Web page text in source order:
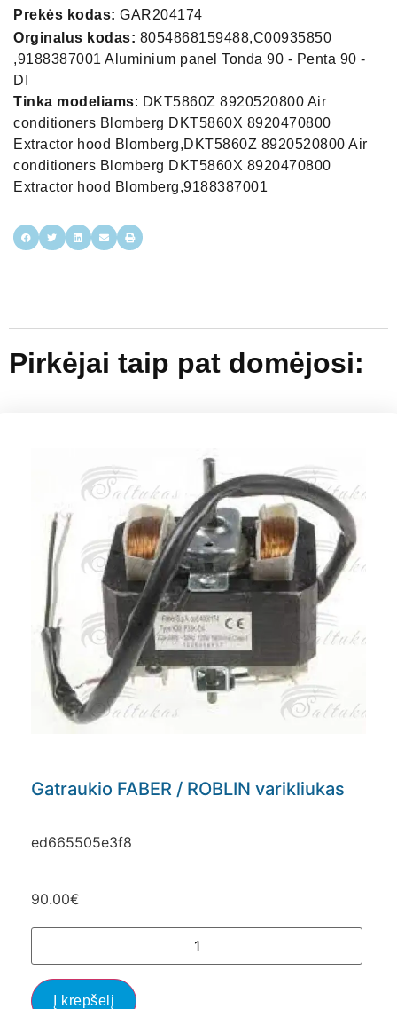
Prekės kodas: GAR204174
Orginalus kodas: 8054868159488,C00935850
,9188387001 Aluminium panel Tonda 90 - Penta 90 -
DI
Tinka modeliams: DKT5860Z 8920520800 Air
conditioners Blomberg DKT5860X 8920470800
Extractor hood Blomberg,DKT5860Z 8920520800 Air
conditioners Blomberg DKT5860X 8920470800
Extractor hood Blomberg,9188387001
Pirkėjai taip pat domėjosi:
Gatraukio FABER / ROBLIN varikliukas
ed665505e3f8
90.00€
Į krepšelį